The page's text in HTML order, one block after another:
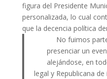
figura del Presidente
personalizada, lo cual
que la decencia política
No fuimos
presenciar un
alejándose, en
legal y Republicana